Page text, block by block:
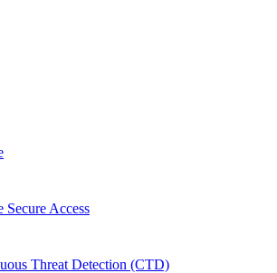
Access
Threat Detection (CTD)